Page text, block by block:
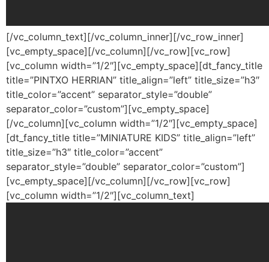
[/vc_column_text][/vc_column_inner][/vc_row_inner]
[vc_empty_space][/vc_column][/vc_row][vc_row]
[vc_column width=”1/2″][vc_empty_space][dt_fancy_title
title=”PINTXO HERRIAN” title_align=”left” title_size=”h3″
title_color=”accent” separator_style=”double”
separator_color=”custom”][vc_empty_space]
[/vc_column][vc_column width=”1/2″][vc_empty_space]
[dt_fancy_title title=”MINIATURE KIDS” title_align=”left”
title_size=”h3″ title_color=”accent”
separator_style=”double” separator_color=”custom”]
[vc_empty_space][/vc_column][/vc_row][vc_row]
[vc_column width=”1/2″][vc_column_text]